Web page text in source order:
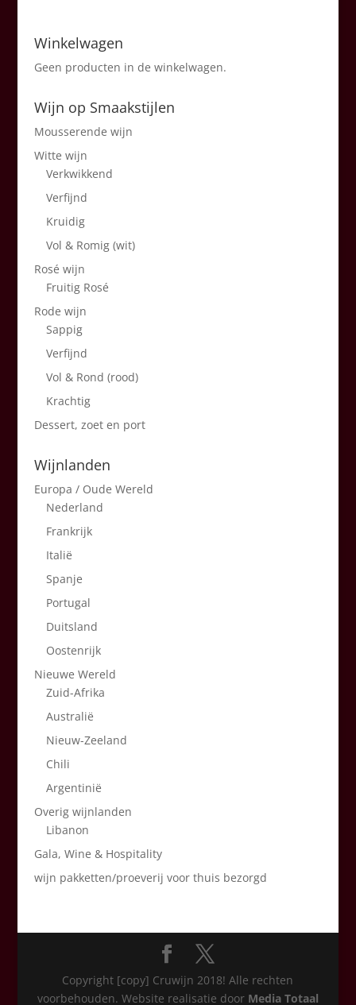
Winkelwagen
Geen producten in de winkelwagen.
Wijn op Smaakstijlen
Mousserende wijn
Witte wijn
Verkwikkend
Verfijnd
Kruidig
Vol & Romig (wit)
Rosé wijn
Fruitig Rosé
Rode wijn
Sappig
Verfijnd
Vol & Rond (rood)
Krachtig
Dessert, zoet en port
Wijnlanden
Europa / Oude Wereld
Nederland
Frankrijk
Italië
Spanje
Portugal
Duitsland
Oostenrijk
Nieuwe Wereld
Zuid-Afrika
Australië
Nieuw-Zeeland
Chili
Argentinië
Overig wijnlanden
Libanon
Gala, Wine & Hospitality
wijn pakketten/proeverij voor thuis bezorgd
Copyright [copy] Cruwijn 2018! Alle rechten
voorbehouden. Website realisatie door Media Totaal